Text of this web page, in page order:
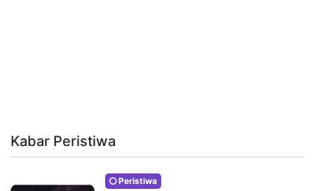
Kabar Peristiwa
Peristiwa